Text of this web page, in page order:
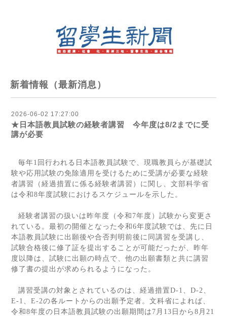
新着情報（最新消息）
2026-06-02 17:27:00
★日本語教員試験の経験者講習 今年度は8/2までに受
講が必要
毎年1 回行われる日本語教員試験で、現職教員らが基礎試
験や応用試験の免除適用を受けるために受講が必要な経験
者講習（経過措置に係る経験者講習）に関し、文部科学省
は令和 8年度試験におけるスケジュールを示した。
経験者講習の扱いは昨年度（令和 7年度）試験から変更さ
れている。最初の開催となった令和 6年度試験では、先に日
本語教員試験に出願後や合否判明前後に同講習を受講し、
試験合格後に修了証を提出することが可能だったが、昨年
度以降は、試験に出願の時点で、他の出願書類と共に講習
修了書の提出が求められるようになった。
講習受講の対象とされているのは、経過措置D-1 、 D-2、
E-1 、 E-2の各ルートからの出願予定者。文科省によれば、
令和 8年度の日本語教員試験の出願期間は 7 月 13 日から 8 月 21